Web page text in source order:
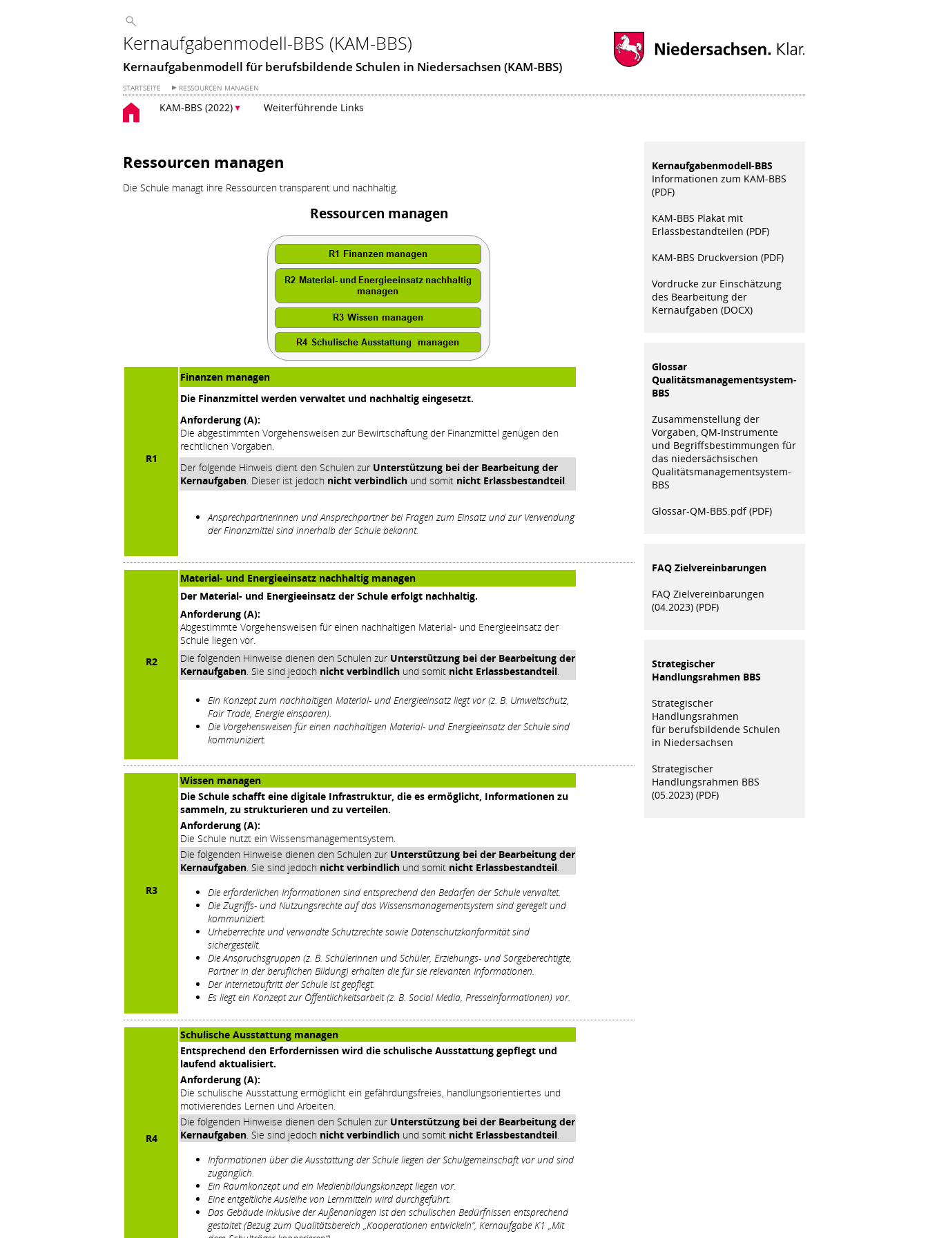
Kernaufgabenmodell-BBS (KAM-BBS)
Kernaufgabenmodell für berufsbildende Schulen in Niedersachsen (KAM-BBS)
STARTSEITE RESSOURCEN MANAGEN
Zum
Inhalt
KAM-BBS (2022) Weiterführende Links
Ressourcen managen
Die Schule managt ihre Ressourcen transparent und nachhaltig.
Ressourcen managen
R1
Finanzen managen
Die Finanzmittel werden verwaltet und nachhaltig eingesetzt.
Anforderung (A):
Die abgestimmten Vorgehensweisen zur Bewirtschaftung der Finanzmittel genügen den
rechtlichen Vorgaben.
Der folgende Hinweis dient den Schulen zur Unterstützung bei der Bearbeitung der
Kernaufgaben. Dieser ist jedoch nicht verbindlich und somit nicht Erlassbestandteil.
Ansprechpartnerinnen und Ansprechpartner bei Fragen zum Einsatz und zur Verwendung
der Finanzmittel sind innerhalb der Schule bekannt.
R2
Material- und Energieeinsatz nachhaltig managen
Der Material- und Energieeinsatz der Schule erfolgt nachhaltig.
Anforderung (A):
Abgestimmte Vorgehensweisen für einen nachhaltigen Material- und Energieeinsatz der
Schule liegen vor.
Die folgenden Hinweise dienen den Schulen zur Unterstützung bei der Bearbeitung der
Kernaufgaben. Sie sind jedoch nicht verbindlich und somit nicht Erlassbestandteil.
Ein Konzept zum nachhaltigen Material- und Energieeinsatz liegt vor (z. B. Umweltschutz,
Fair Trade, Energie einsparen).
Die Vorgehensweisen für einen nachhaltigen Material- und Energieeinsatz der Schule sind
kommuniziert.
R3
Wissen managen
Die Schule schafft eine digitale Infrastruktur, die es ermöglicht, Informationen zu
sammeln, zu strukturieren und zu verteilen.
Anforderung (A):
Die Schule nutzt ein Wissensmanagementsystem.
Die folgenden Hinweise dienen den Schulen zur Unterstützung bei der Bearbeitung der
Kernaufgaben. Sie sind jedoch nicht verbindlich und somit nicht Erlassbestandteil.
Die erforderlichen Informationen sind entsprechend den Bedarfen der Schule verwaltet.
Die Zugriffs- und Nutzungsrechte auf das Wissensmanagementsystem sind geregelt und
kommuniziert.
Urheberrechte und verwandte Schutzrechte sowie Datenschutzkonformität sind
sichergestellt.
Die Anspruchsgruppen (z. B. Schülerinnen und Schüler, Erziehungs- und Sorgeberechtigte,
Partner in der beruflichen Bildung) erhalten die für sie relevanten Informationen.
Der Internetauftritt der Schule ist gepflegt.
Es liegt ein Konzept zur Öffentlichkeitsarbeit (z. B. Social Media, Presseinformationen) vor.
R4
Schulische Ausstattung managen
Entsprechend den Erfordernissen wird die schulische Ausstattung gepflegt und
laufend aktualisiert.
Anforderung (A):
Die schulische Ausstattung ermöglicht ein gefährdungsfreies, handlungsorientiertes und
motivierendes Lernen und Arbeiten.
Die folgenden Hinweise dienen den Schulen zur Unterstützung bei der Bearbeitung der
Kernaufgaben. Sie sind jedoch nicht verbindlich und somit nicht Erlassbestandteil.
Informationen über die Ausstattung der Schule liegen der Schulgemeinschaft vor und sind
zugänglich.
Ein Raumkonzept und ein Medienbildungskonzept liegen vor.
Eine entgeltliche Ausleihe von Lernmitteln wird durchgeführt.
Das Gebäude inklusive der Außenanlagen ist den schulischen Bedürfnissen entsprechend
gestaltet (Bezug zum Qualitätsbereich „Kooperationen entwickeln“, Kernaufgabe K1 „Mit
Kernaufgabenmodell-BBS
Informationen zum KAM-BBS
(PDF)
KAM-BBS Plakat mit
Erlassbestandteilen (PDF)
KAM-BBS Druckversion (PDF)
Vordrucke zur Einschätzung
des Bearbeitung der
Kernaufgaben (DOCX)
Glossar
Qualitätsmanagementsystem-
BBS
Zusammenstellung der
Vorgaben, QM-Instrumente
und Begriffsbestimmungen für
das niedersächsischen
Qualitätsmanagementsystem-
BBS
Glossar-QM-BBS.pdf (PDF)
FAQ Zielvereinbarungen
FAQ Zielvereinbarungen
(04.2023) (PDF)
Strategischer
Handlungsrahmen BBS
Strategischer
Handlungsrahmen
für berufsbildende Schulen
in Niedersachsen
Strategischer
Handlungsrahmen BBS
(05.2023) (PDF)